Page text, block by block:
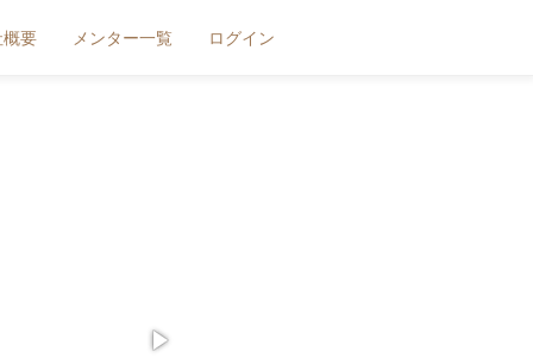
概要 メンター一覧 ログイン